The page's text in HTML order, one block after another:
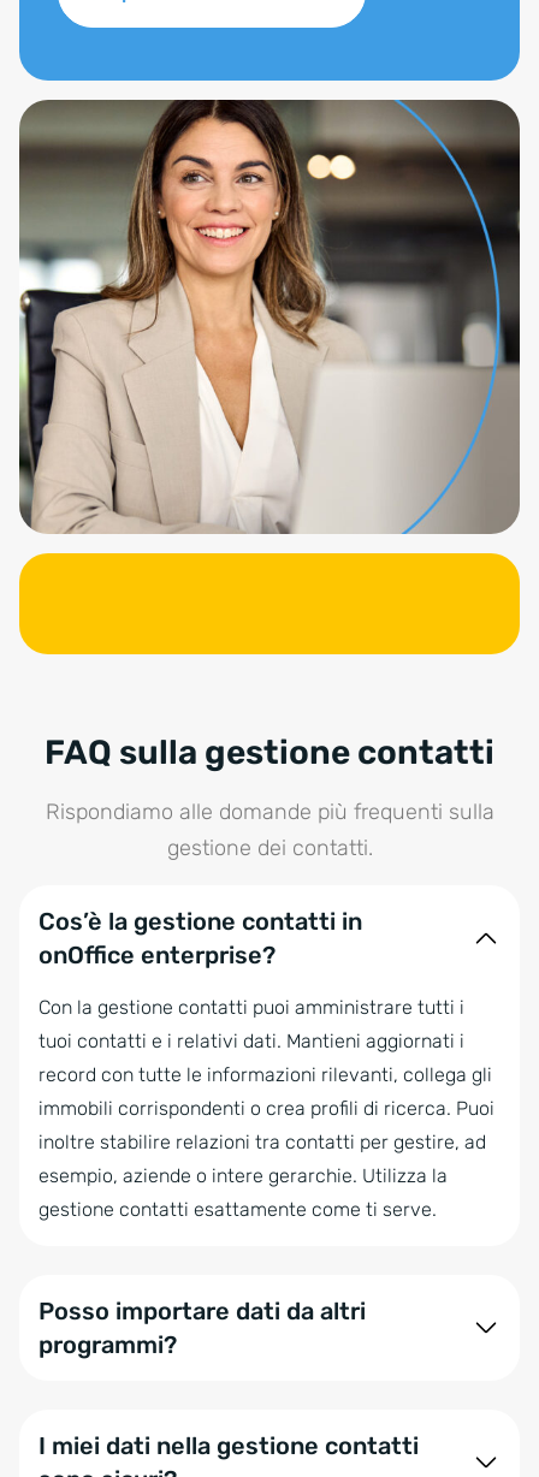
FAQ sulla gestione contatti
Rispondiamo alle domande più frequenti sulla
gestione dei contatti.
Cos’è la gestione contatti in
onOffice enterprise?
Con la gestione contatti puoi amministrare tutti i
tuoi contatti e i relativi dati. Mantieni aggiornati i
record con tutte le informazioni rilevanti, collega gli
immobili corrispondenti o crea profili di ricerca. Puoi
inoltre stabilire relazioni tra contatti per gestire, ad
esempio, aziende o intere gerarchie. Utilizza la
gestione contatti esattamente come ti serve.
Posso importare dati da altri
programmi?
onOffice tramite il nostro strumento di migrazione
dati. Quali dati possono essere importati dipende dal
I miei dati nella gestione contatti